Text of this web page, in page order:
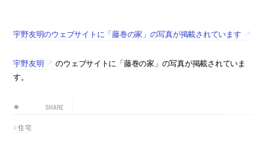
宇野友明のウェブサイトに「藤巻の家」の写真が掲載されています
宇野友明
のウェブサイトに「藤巻の家」の写真が掲載されていま
す。
SHARE
住宅